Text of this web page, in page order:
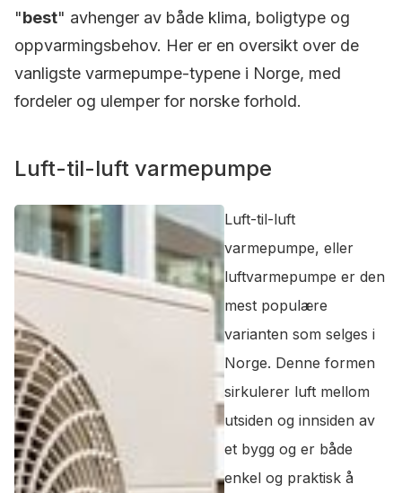
"best" avhenger av både klima, boligtype og
oppvarmingsbehov. Her er en oversikt over de
vanligste varmepumpe-typene i Norge, med
fordeler og ulemper for norske forhold.
Luft-til-luft varmepumpe
Luft-til-luft
varmepumpe, eller
luftvarmepumpe er den
mest populære
varianten som selges i
Norge. Denne formen
sirkulerer luft mellom
utsiden og innsiden av
et bygg og er både
enkel og praktisk å